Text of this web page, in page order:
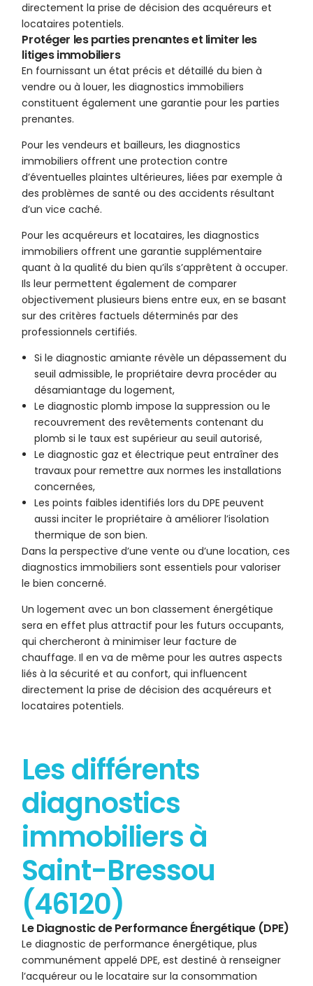
directement la prise de décision des acquéreurs et
locataires potentiels.
Protéger les parties prenantes et limiter les
litiges immobiliers
En fournissant un état précis et détaillé du bien à
vendre ou à louer, les diagnostics immobiliers
constituent également une garantie pour les parties
prenantes.
Pour les vendeurs et bailleurs, les diagnostics
immobiliers offrent une protection contre
d’éventuelles plaintes ultérieures, liées par exemple à
des problèmes de santé ou des accidents résultant
d’un vice caché.
Pour les acquéreurs et locataires, les diagnostics
immobiliers offrent une garantie supplémentaire
quant à la qualité du bien qu’ils s’apprêtent à occuper.
Ils leur permettent également de comparer
objectivement plusieurs biens entre eux, en se basant
sur des critères factuels déterminés par des
professionnels certifiés.
Si le diagnostic amiante révèle un dépassement du
seuil admissible, le propriétaire devra procéder au
désamiantage du logement,
Le diagnostic plomb impose la suppression ou le
recouvrement des revêtements contenant du
plomb si le taux est supérieur au seuil autorisé,
Le diagnostic gaz et électrique peut entraîner des
travaux pour remettre aux normes les installations
concernées,
Les points faibles identifiés lors du DPE peuvent
aussi inciter le propriétaire à améliorer l’isolation
thermique de son bien.
Dans la perspective d’une vente ou d’une location, ces
diagnostics immobiliers sont essentiels pour valoriser
le bien concerné.
Un logement avec un bon classement énergétique
sera en effet plus attractif pour les futurs occupants,
qui chercheront à minimiser leur facture de
chauffage. Il en va de même pour les autres aspects
liés à la sécurité et au confort, qui influencent
directement la prise de décision des acquéreurs et
locataires potentiels.
Les différents
diagnostics
immobiliers à
Saint-Bressou
(46120)
Le Diagnostic de Performance Énergétique (DPE)
Le diagnostic de performance énergétique, plus
communément appelé DPE, est destiné à renseigner
l’acquéreur ou le locataire sur la consommation